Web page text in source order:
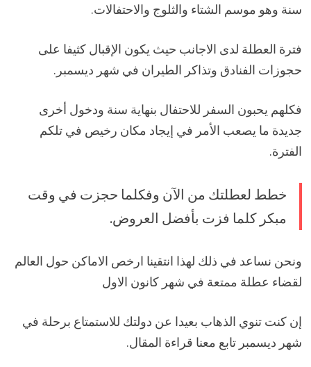
سنة وهو موسم الشتاء والثلوج والاحتفالات.
فترة العطلة لدى الاجانب حيث يكون الإقبال كثيفا على
حجوزات الفنادق وتذاكر الطيران في شهر ديسمبر.
فكلهم يحبون السفر للاحتفال بنهاية سنة ودخول أخرى
جديدة ما يصعب الأمر في إيجاد مكان رخيص في تلكم
الفترة.
خطط لعطلتك من الآن وفكلما حجزت في وقت
مبكر كلما فزت بأفضل العروض.
ونحن نساعد في ذلك لهذا انتقينا ارخص الاماكن حول العالم
لقضاء عطلة ممتعة في شهر كانون الاول
إن كنت تنوي الذهاب بعيدا عن دولتك للاستمتاع برحلة في
شهر ديسمبر تابع معنا قراءة المقال.